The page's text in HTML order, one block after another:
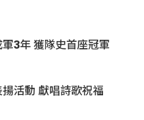
3年 獲隊史首座冠軍
活動 獻唱詩歌祝福